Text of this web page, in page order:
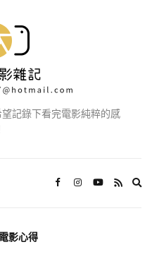
記錄下看完電影純粹的感
影心得